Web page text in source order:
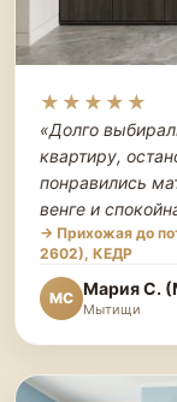
★★★★★
«Долго
квартиру,
понравились
венге и
→ Прихожая до
2602), КЕДР
МС Мария С.
Мытищи